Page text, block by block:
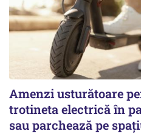
Amenzi usturătoare
trotineta electrică în
sau parchează pe